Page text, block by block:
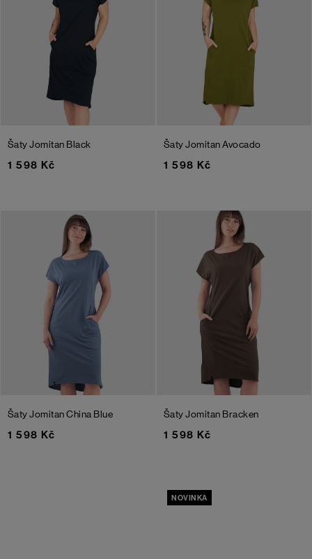
Šaty Jomitan Black
1 598 Kč
Šaty JomitanAvocado
1 598 Kč
Šaty JomitanChina Blue
1 598 Kč
Šaty Jomitan Bracken
1 598 Kč
NOVINKA